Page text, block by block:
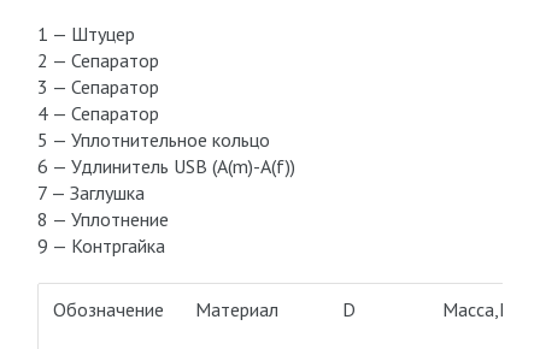
1 — Штуцер
2 — Сепаратор
3 — Сепаратор
4 — Сепаратор
5 — Уплотнительное кольцо
6 — Удлинитель USB (A(m)-A(f))
7 — Заглушка
8 — Уплотнение
9 — Контргайка
Обозначение Материал D Macca,Kг